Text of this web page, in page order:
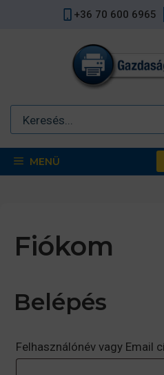
+36 70 600 6965
MENÜ
Fiókom
Belépés
Felhasználónév vagy Email